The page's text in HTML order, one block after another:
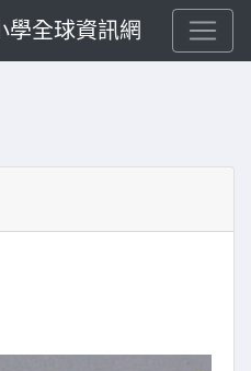
學全球資訊網